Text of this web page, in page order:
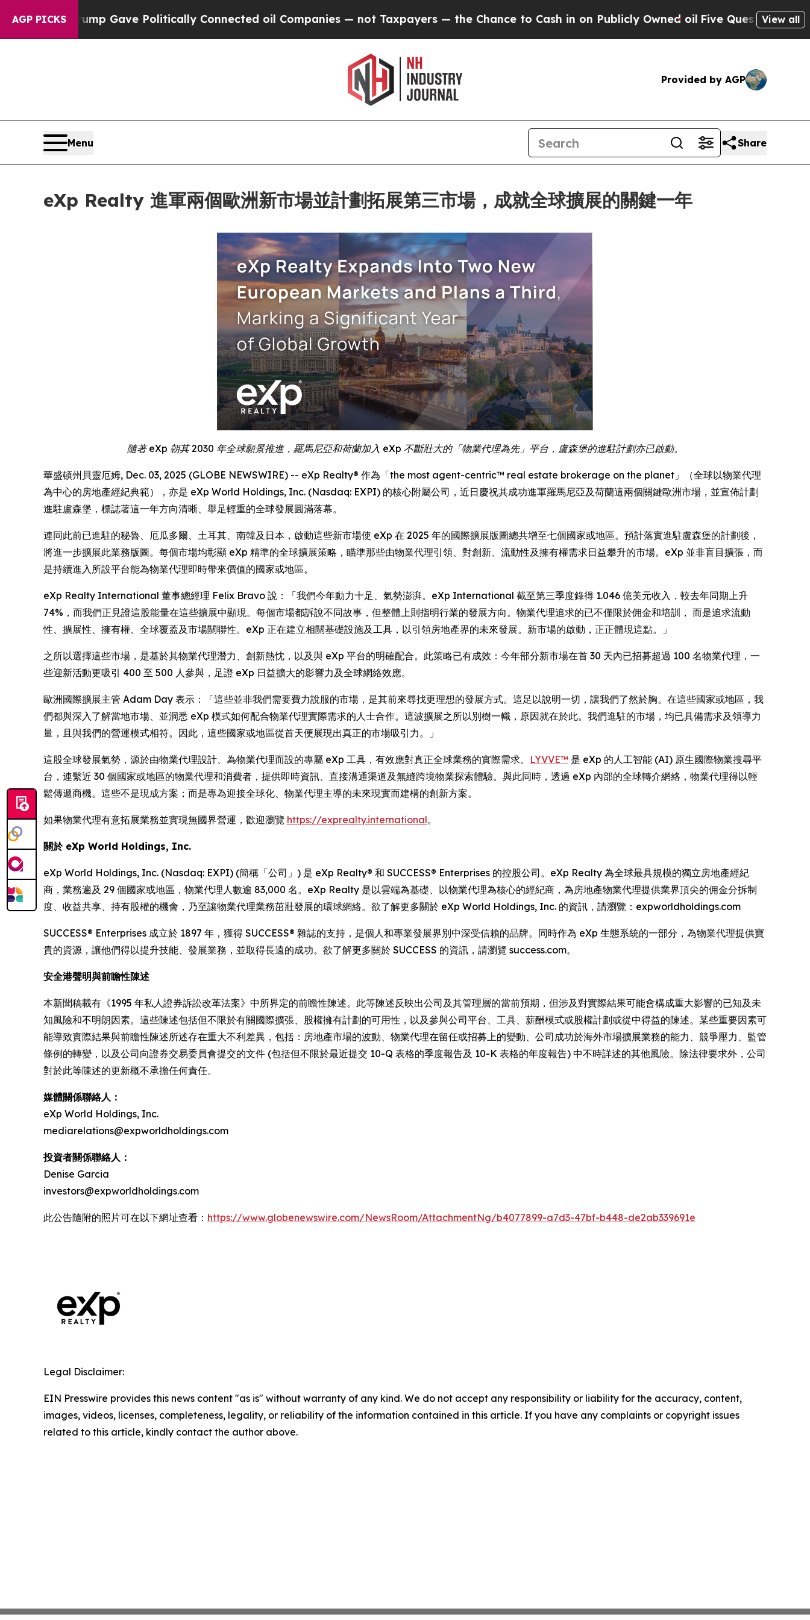
AGP PICKSGave Politically Connected oil Companies — not Taxpayers — the Chance to Cash in on Publicly Owned oilFive Questions the US View all
Provided by AGP
Menu Share
eXp Realty 進軍兩個歐洲新市場並計劃拓展第三市場，成就全球擴展的關鍵一年
隨著 eXp 朝其 2030 年全球願景推進，羅馬尼亞和荷蘭加入 eXp 不斷壯大的「物業代理為先」平台，盧森堡的進駐計劃亦已啟動。
華盛頓州貝靈厄姆, Dec. 03, 2025 (GLOBE NEWSWIRE) -- eXp Realty® 作為「the most agent-centric™ real estate brokerage on the planet」（全球以物業代理
為中心的房地產經紀典範），亦是 eXp World Holdings, Inc. (Nasdaq: EXPI) 的核心附屬公司，近日慶祝其成功進軍羅馬尼亞及荷蘭這兩個關鍵歐洲市場，並宣佈計劃
進駐盧森堡，標誌著這一年方向清晰、舉足輕重的全球發展圓滿落幕。
連同此前已進駐的秘魯、厄瓜多爾、土耳其、南韓及日本，啟動這些新市場使 eXp 在 2025 年的國際擴展版圖總共增至七個國家或地區。預計落實進駐盧森堡的計劃後，
將進一步擴展此業務版圖。每個市場均彰顯 eXp 精準的全球擴展策略，瞄準那些由物業代理引領、對創新、流動性及擁有權需求日益攀升的市場。eXp 並非盲目擴張，而
是持續進入所設平台能為物業代理即時帶來價值的國家或地區。
eXp Realty International 董事總經理 Felix Bravo 說：「我們今年動力十足、氣勢澎湃。eXp International 截至第三季度錄得 1.046 億美元收入，較去年同期上升
74%，而我們正見證這股能量在這些擴展中顯現。每個市場都訴說不同故事，但整體上則指明行業的發展方向。物業代理追求的已不僅限於佣金和培訓， 而是追求流動
性、擴展性、擁有權、全球覆蓋及市場關聯性。eXp 正在建立相關基礎設施及工具，以引領房地產界的未來發展。新市場的啟動，正正體現這點。」
之所以選擇這些市場，是基於其物業代理潛力、創新熱忱，以及與 eXp 平台的明確配合。此策略已有成效：今年部分新市場在首 30 天內已招募超過 100 名物業代理，一
些迎新活動更吸引 400 至 500 人參與，足證 eXp 日益擴大的影響力及全球網絡效應。
歐洲國際擴展主管 Adam Day 表示：「這些並非我們需要費力說服的市場，是其前來尋找更理想的發展方式。這足以說明一切，讓我們了然於胸。在這些國家或地區，我
們都與深入了解當地市場、並洞悉 eXp 模式如何配合物業代理實際需求的人士合作。這波擴展之所以別樹一幟，原因就在於此。我們進駐的市場，均已具備需求及領導力
量，且與我們的營運模式相符。因此，這些國家或地區從首天便展現出真正的市場吸引力。」
這股全球發展氣勢，源於由物業代理設計、為物業代理而設的專屬 eXp 工具，有效應對真正全球業務的實際需求。 LYVVE™ 是 eXp 的人工智能 (AI) 原生國際物業搜尋平
台，連繫近 30 個國家或地區的物業代理和消費者，提供即時資訊、直接溝通渠道及無縫跨境物業探索體驗。與此同時，透過 eXp 內部的全球轉介網絡，物業代理得以輕
鬆傳遞商機。這些不是現成方案；而是專為迎接全球化、物業代理主導的未來現實而建構的創新方案。
如果物業代理有意拓展業務並實現無國界營運，歡迎瀏覽 https://exprealty.international。
關於 eXp World Holdings, Inc.
eXp World Holdings, Inc. (Nasdaq: EXPI) (簡稱「公司」) 是 eXp Realty® 和 SUCCESS® Enterprises 的控股公司。eXp Realty 為全球最具規模的獨立房地產經紀
商，業務遍及 29 個國家或地區，物業代理人數逾 83,000 名。eXp Realty 是以雲端為基礎、以物業代理為核心的經紀商，為房地產物業代理提供業界頂尖的佣金分拆制
度、收益共享、持有股權的機會，乃至讓物業代理業務茁壯發展的環球網絡。欲了解更多關於 eXp World Holdings, Inc. 的資訊，請瀏覽：expworldholdings.com
SUCCESS® Enterprises 成立於 1897 年，獲得 SUCCESS® 雜誌的支持，是個人和專業發展界別中深受信賴的品牌。同時作為 eXp 生態系統的一部分，為物業代理提供寶
貴的資源，讓他們得以提升技能、發展業務，並取得長遠的成功。欲了解更多關於 SUCCESS 的資訊，請瀏覽 success.com。
安全港聲明與前瞻性陳述
本新聞稿載有《1995 年私人證券訴訟改革法案》中所界定的前瞻性陳述。此等陳述反映出公司及其管理層的當前預期，但涉及對實際結果可能會構成重大影響的已知及未
知風險和不明朗因素。這些陳述包括但不限於有關國際擴張、股權擁有計劃的可用性，以及參與公司平台、工具、薪酬模式或股權計劃或從中得益的陳述。某些重要因素可
能導致實際結果與前瞻性陳述所述存在重大不利差異，包括：房地產市場的波動、物業代理在留任或招募上的變動、公司成功於海外市場擴展業務的能力、競爭壓力、監管
條例的轉變，以及公司向證券交易委員會提交的文件 (包括但不限於最近提交 10-Q 表格的季度報告及 10-K 表格的年度報告) 中不時詳述的其他風險。除法律要求外，公司
對於此等陳述的更新概不承擔任何責任。
媒體關係聯絡人：
eXp World Holdings, Inc.
mediarelations@expworldholdings.com
投資者關係聯絡人：
Denise Garcia
investors@expworldholdings.com
此公告隨附的照片可在以下網址查看： https://www.globenewswire.com/NewsRoom/AttachmentNg/b4077899-a7d3-47bf-b448-de2ab339691e
Legal Disclaimer:
EIN Presswire provides this news content "as is" without warranty of any kind. We do not accept any responsibility or liability for the accuracy, content,
images, videos, licenses, completeness, legality, or reliability of the information contained in this article. If you have any complaints or copyright issues
related to this article, kindly contact the author above.